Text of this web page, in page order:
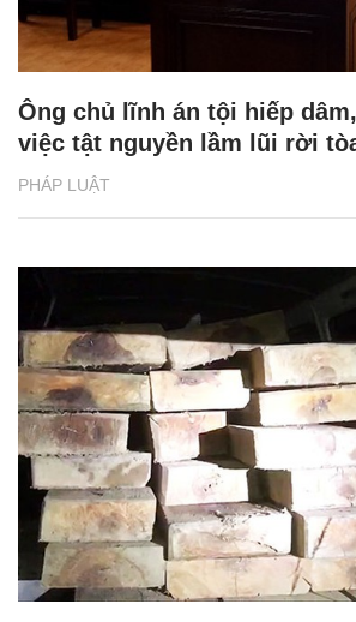
PHÁP LUẬT
Ông chủ lĩnh án tội hiếp
việc tật nguyền lầm lũi rời